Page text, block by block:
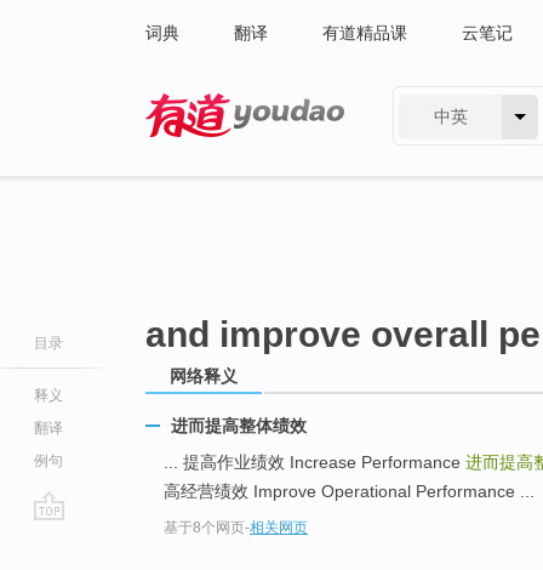
词典 翻译 有道精品课 云笔记
中英
目录
释义
翻译
例句
and improve overall
网络释义
进而提高整体绩效
... 提高作业绩效 Increase Performance 进而提高
高经营绩效 Improve Operational Performance ...
基于8个网页-相关网页